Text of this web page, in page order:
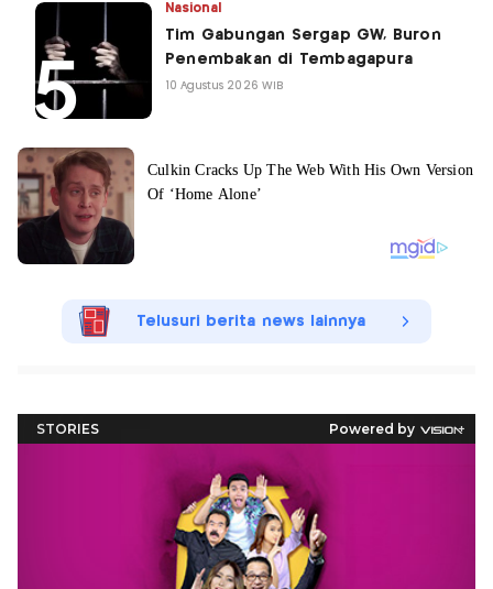
Nasional
Tim Gabungan Sergap GW, Buron
Penembakan di Tembagapura
10 Agustus 2026 WIB
Telusuri berita news lainnya